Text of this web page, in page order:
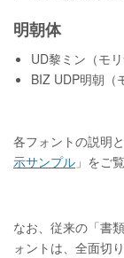
明朝体
UD黎ミン（モリ
BIZ UDP明朝（
各フォントの説明
示サンプル 」をご
なお、従来の「書
ォントは、全面切